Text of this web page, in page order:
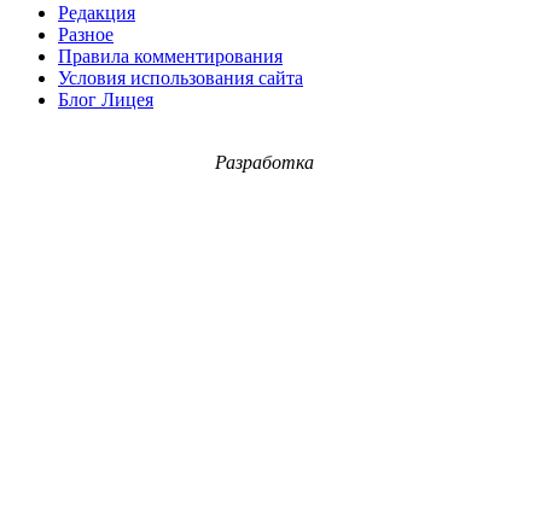
Редакция
Разное
Правила комментирования
Условия использования сайта
Блог Лицея
Разработка